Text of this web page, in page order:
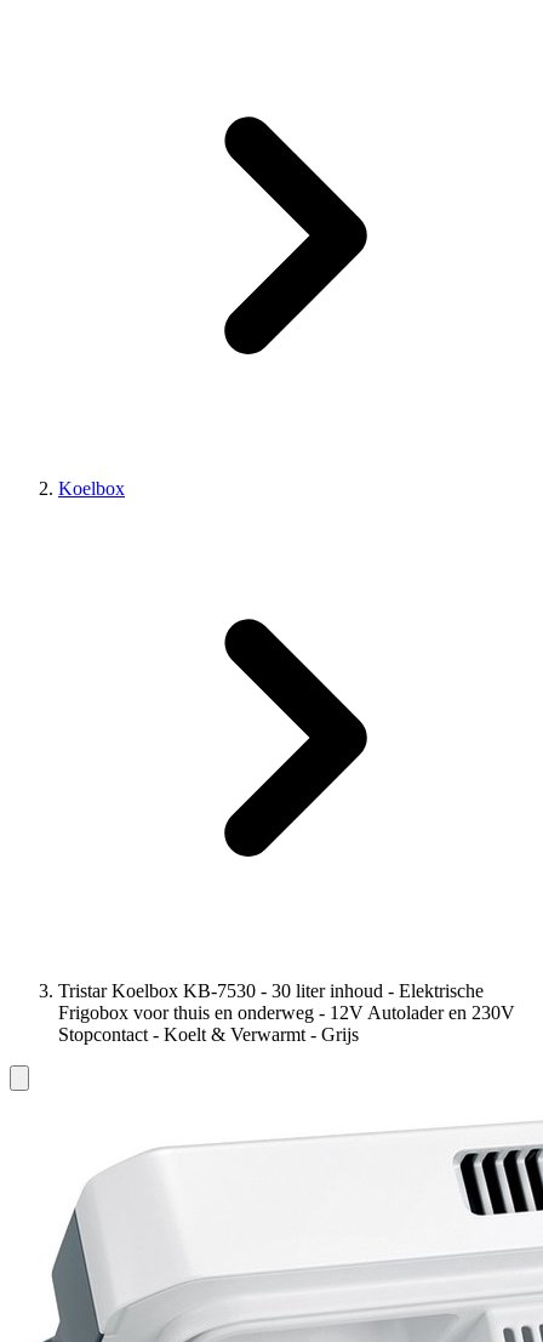
Koelbox
Tristar Koelbox KB-7530 - 30 liter inhoud - Elektrische
Frigobox voor thuis en onderweg - 12V Autolader en 230V
Stopcontact - Koelt & Verwarmt - Grijs